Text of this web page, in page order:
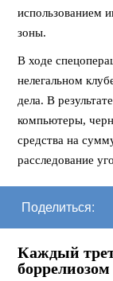
использованием
зоны.
В ходе
нелегальном
дела. В
компьютеры,
средства на
расследование
Поделиться:
Каждый
боррелиозом